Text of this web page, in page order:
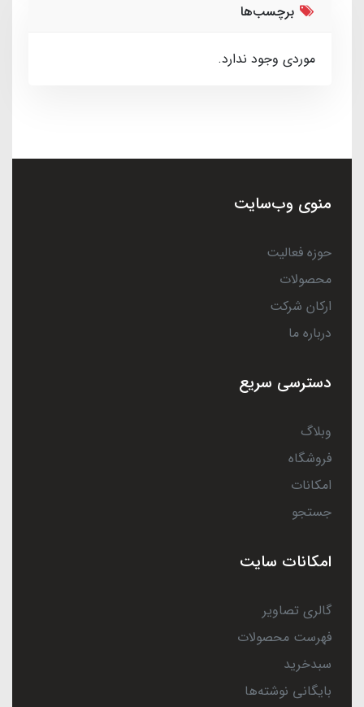
برچسب‌ها
موردی وجود ندارد.
منوی وب‌سایت
حوزه فعالیت
محصولات
ارکان شرکت
درباره ما
دسترسی سریع
وبلاگ
فروشگاه
امکانات
جستجو
امکانات سایت
گالری تصاویر
فهرست محصولات
سبدخرید
بایگانی نوشته‌ها